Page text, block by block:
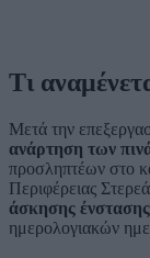
Τι
Μετά την
ανάρτηση των
προσληπτέων στο
Περιφέρειας
άσκησης ένστασης
ημερολογιακών